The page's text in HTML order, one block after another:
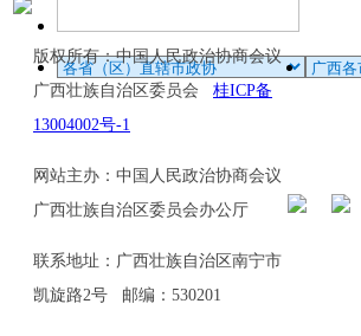
版权所有：中国人民政治协商会议
广西壮族自治区委员会 桂ICP备
13004002号-1
网站主办：中国人民政治协商会议
广西壮族自治区委员会办公厅
联系地址：广西壮族自治区南宁市
凯旋路2号 邮编：530201